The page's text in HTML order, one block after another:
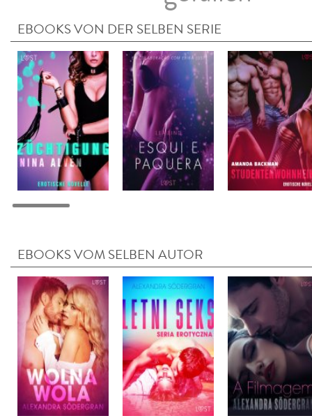
EBOOKS VON DER SELBEN SERIE
EBOOKS VOM SELBEN AUTOR